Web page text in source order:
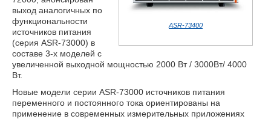
ASR-73400
выход аналогичных по
функциональности
источников питания
(серия ASR-73000) в
составе 3-х моделей с
увеличенной выходной мощностью 2000 Вт / 3000Вт/ 4000
Вт.
Новые модели серии ASR-73000 источников питания
переменного и постоянного тока ориентированы на
применение в современных измерительных приложениях